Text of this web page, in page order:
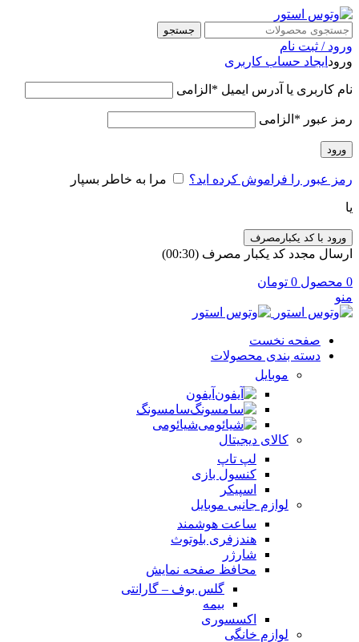
جستجو
ورود / ثبت نام
ورود ایجاد حساب کاربری
نام کاربری یا آدرس ایمیل * الزامی
رمز عبور * الزامی
ورود
رمز عبور را فراموش کرده اید؟ مرا به خاطر بسپار
یا
ورود با کد یکبارمصرف
ارسال مجدد کد یکبار مصرف (00:
30
)
0 محصول 0 تومان
منو
صفحه نخست
دسته بندی محصولات
موبایل
آیفون
سامسونگ
شیائومی
کالای دیجیتال
لپ تاپ
کنسول بازی
اسپیکر
لوازم جانبی موبایل
ساعت هوشمند
هندزفری بلوتوث
شارژر
محافظ صفحه نمایش
گلس بوف – گارانتی
بیمه
اکسسوری
لوازم خانگی